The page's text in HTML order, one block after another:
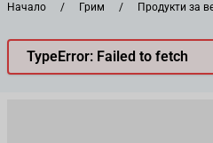
Начало / Грим / Продукти за
TypeError: Failed to fetch